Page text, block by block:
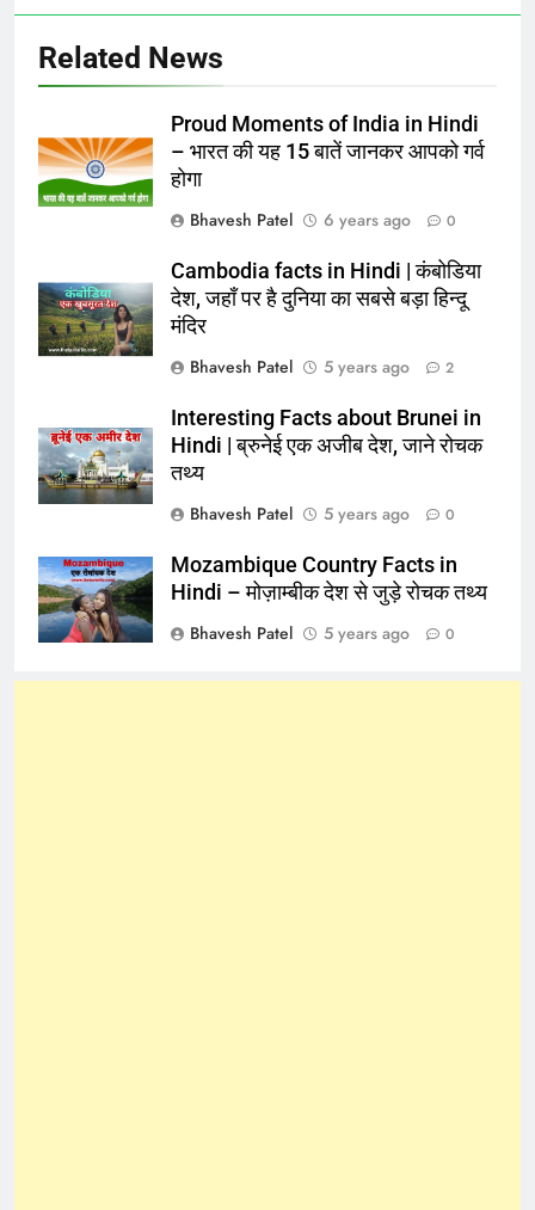
Related News
Proud Moments of India in Hindi
– भारत की यह 15 बातें जानकर आपको गर्व
होगा
Bhavesh Patel
6 years ago 0
Cambodia facts in Hindi | कंबोडिया
देश, जहाँ पर है दुनिया का सबसे बड़ा हिन्दू
मंदिर
Bhavesh Patel
5 years ago 2
Interesting Facts about Brunei in
Hindi | ब्रुनेई एक अजीब देश, जाने रोचक
तथ्य
Bhavesh Patel
5 years ago 0
Mozambique Country Facts in
Hindi – मोज़ाम्बीक देश से जुड़े रोचक तथ्य
Bhavesh Patel
5 years ago 0